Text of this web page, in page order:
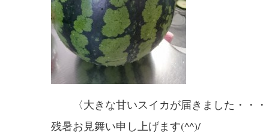
〈大きな甘いスイカが届きました・・・
残暑お見舞い申し上げます(^^)/